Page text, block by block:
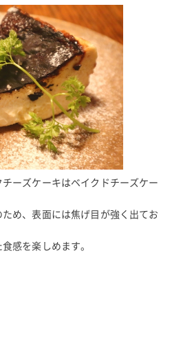
ーズケーキはベイクドチーズケー
め、表面には焦げ目が強く出てお
感を楽しめます。